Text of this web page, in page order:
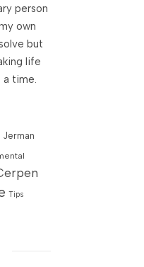
person
own
but
life
a time.
Jerman
Tips